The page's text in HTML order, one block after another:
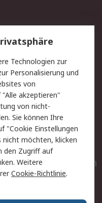
Batterien
Technologien zur
Personalisierung und
von
akzeptieren"
von nicht-
Sie können Ihre
"Cookie Einstellungen
nicht möchten, klicken
den Zugriff auf
Weitere
Cookie-Richtlinie.